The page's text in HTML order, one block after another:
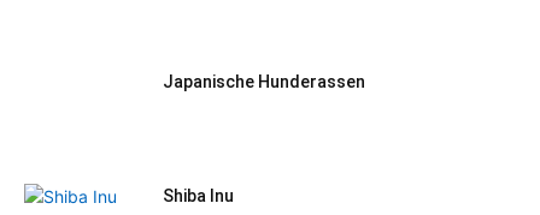
Japanische Hunderassen
Shiba Inu